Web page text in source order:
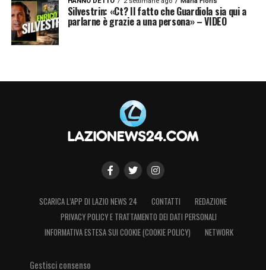
cross arriva dalla destra con Dodo, Beltran
libero in area batte di testa Provedel
Prova Castellanos l’imbucata per Dia,
palla respinta dalla difesa. Poi Zaccagni sul
recupero sbaglia il passaggio per Dele-
rientro della difesa viola, poi Pellegrini col
mancino mette largo
Provata l’imbucata in avanti per Isaksen,
Silvestrin: «Ct? Il fatto che Guardiola sia qui a
parlarne è grazie a una persona» – VIDEO
SCARICA L’APP DI LAZIO NEWS 24 CONTATTI
REDAZIONE
PRIVACY POLICY E TRATTAMENTO DEI DATI PERSONALI
INFORMATIVA ESTESA SUI COOKIE (COOKIE POLICY)
NETWORK
Gestisci consenso